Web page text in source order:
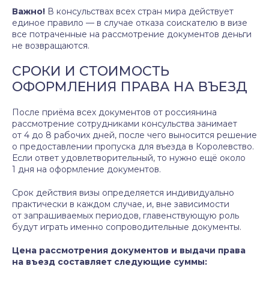
Важно! В консульствах всех стран мира действует
единое правило — в случае отказа соискателю в визе
все потраченные на рассмотрение документов деньги
не возвращаются.
СРОКИ И СТОИМОСТЬ
ОФОРМЛЕНИЯ ПРАВА НА ВЪЕЗД
После приёма всех документов от россиянина
рассмотрение сотрудниками консульства занимает
от 4 до 8 рабочих дней, после чего выносится решение
о предоставлении пропуска для въезда в Королевство.
Если ответ удовлетворительный, то нужно ещё около
1 дня на оформление документов.
Срок действия визы определяется индивидуально
практически в каждом случае, и, вне зависимости
от запрашиваемых периодов, главенствующую роль
будут играть именно сопроводительные документы.
Цена рассмотрения документов и выдачи права
на въезд составляет следующие суммы: